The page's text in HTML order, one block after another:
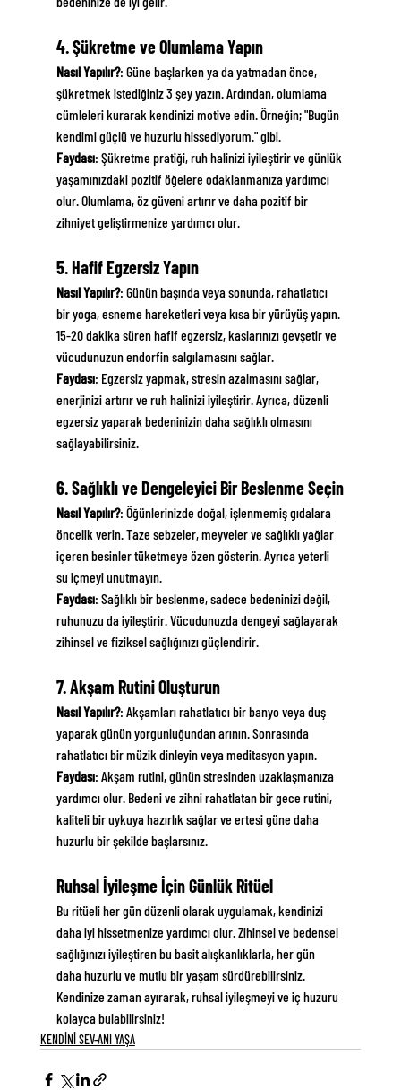
4. Şükretme ve Olumlama Yapın
Nasıl Yapılır?: Güne başlarken ya da yatmadan önce,
şükretmek istediğiniz 3 şey yazın. Ardından, olumlama
cümleleri kurarak kendinizi motive edin. Örneğin; "Bugün
kendimi güçlü ve huzurlu hissediyorum." gibi.
Faydası: Şükretme pratiği, ruh halinizi iyileştirir ve günlük
yaşamınızdaki pozitif öğelere odaklanmanıza yardımcı
olur. Olumlama, öz güveni artırır ve daha pozitif bir
zihniyet geliştirmenize yardımcı olur.
5. Hafif Egzersiz Yapın
Nasıl Yapılır?: Günün başında veya sonunda, rahatlatıcı
bir yoga, esneme hareketleri veya kısa bir yürüyüş yapın.
15-20 dakika süren hafif egzersiz, kaslarınızı gevşetir ve
vücudunuzun endorfin salgılamasını sağlar.
Faydası: Egzersiz yapmak, stresin azalmasını sağlar,
enerjinizi artırır ve ruh halinizi iyileştirir. Ayrıca, düzenli
egzersiz yaparak bedeninizin daha sağlıklı olmasını
sağlayabilirsiniz.
6. Sağlıklı ve Dengeleyici Bir Beslenme Seçin
Nasıl Yapılır?: Öğünlerinizde doğal, işlenmemiş gıdalara
öncelik verin. Taze sebzeler, meyveler ve sağlıklı yağlar
içeren besinler tüketmeye özen gösterin. Ayrıca yeterli
su içmeyi unutmayın.
Faydası: Sağlıklı bir beslenme, sadece bedeninizi değil,
ruhunuzu da iyileştirir. Vücudunuzda dengeyi sağlayarak
zihinsel ve fiziksel sağlığınızı güçlendirir.
7. Akşam Rutini Oluşturun
Nasıl Yapılır?: Akşamları rahatlatıcı bir banyo veya duş
yaparak günün yorgunluğundan arının. Sonrasında
rahatlatıcı bir müzik dinleyin veya meditasyon yapın.
Faydası: Akşam rutini, günün stresinden uzaklaşmanıza
yardımcı olur. Bedeni ve zihni rahatlatan bir gece rutini,
kaliteli bir uykuya hazırlık sağlar ve ertesi güne daha
huzurlu bir şekilde başlarsınız.
Ruhsal İyileşme İçin Günlük Ritüel
Bu ritüeli her gün düzenli olarak uygulamak, kendinizi
daha iyi hissetmenize yardımcı olur. Zihinsel ve bedensel
sağlığınızı iyileştiren bu basit alışkanlıklarla, her gün
daha huzurlu ve mutlu bir yaşam sürdürebilirsiniz.
Kendinize zaman ayırarak, ruhsal iyileşmeyi ve iç huzuru
kolayca bulabilirsiniz!
KENDİNİ SEV-ANI YAŞA